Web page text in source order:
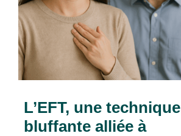
L’EFT, une technique
bluffante alliée à